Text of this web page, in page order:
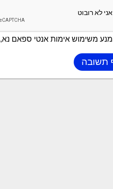
משימוש אימות אנטי ספאם נא,